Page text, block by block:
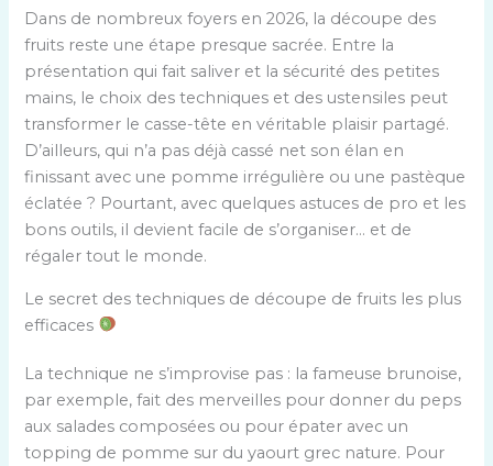
Dans de nombreux foyers en 2026, la découpe des
fruits reste une étape presque sacrée. Entre la
présentation qui fait saliver et la sécurité des petites
mains, le choix des techniques et des ustensiles peut
transformer le casse-tête en véritable plaisir partagé.
D’ailleurs, qui n’a pas déjà cassé net son élan en
finissant avec une pomme irrégulière ou une pastèque
éclatée ? Pourtant, avec quelques astuces de pro et les
bons outils, il devient facile de s’organiser… et de
régaler tout le monde.
Le secret des techniques de découpe de fruits les plus
efficaces
La technique ne s’improvise pas : la fameuse brunoise,
par exemple, fait des merveilles pour donner du peps
aux salades composées ou pour épater avec un
topping de pomme sur du yaourt grec nature. Pour